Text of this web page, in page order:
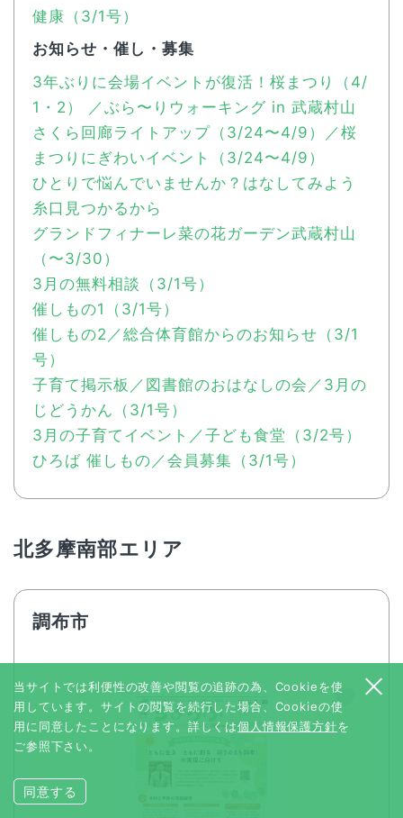
健康（3/1号）
お知らせ・催し・募集
3年ぶりに会場イベントが復活！桜まつり（4/
1・2） ／ぶら〜りウォーキング in 武蔵村山
さくら回廊ライトアップ（3/24〜4/9）／桜
まつりにぎわいイベント（3/24〜4/9）
ひとりで悩んでいませんか？はなしてみよう
糸口見つかるから
グランドフィナーレ菜の花ガーデン武蔵村山
（〜3/30）
3月の無料相談（3/1号）
催しもの1（3/1号）
催しもの2／総合体育館からのお知らせ（3/1
号）
子育て掲示板／図書館のおはなしの会／3月の
じどうかん（3/1号）
3月の子育てイベント／子ども食堂（3/2号）
ひろば 催しもの／会員募集（3/1号）
北多摩南部エリア
調布市
当サイトでは利便性の改善や閲覧の追跡の為、Cookieを使
用しています。サイトの閲覧を続行した場合、Cookieの使
用に同意したことになります。詳しくは個人情報保護方針を
ご参照下さい。
同意する